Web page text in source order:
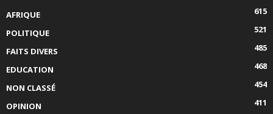
AFRIQUE
615
POLITIQUE
521
FAITS DIVERS
485
EDUCATION
468
NON CLASSÉ
454
OPINION
411